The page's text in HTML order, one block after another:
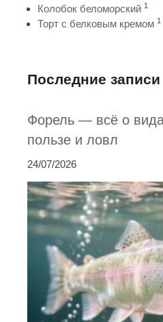
Колобок беломорский 1
Торт с белковым кремом 1
Последние записи
Форель — всё о
пользе и ловл
24/07/2026